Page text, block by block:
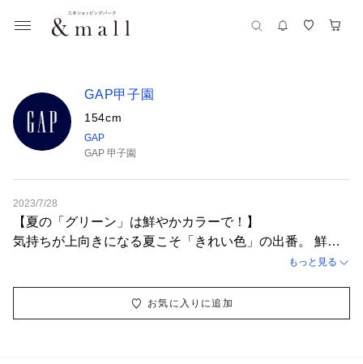
GAP甲子園
154cm
GAP
GAP 甲子園
2023/7/28
【夏の「グリーン」は鮮やかカラーで！】
気持ちが上向きになる夏こそ「きれい色」の出番。 鮮や
かなグリーンで、夏コーデに映え感をプラス！ 甘いアイ
えるなら、 こんな鮮やかなグリーンがおすすめ！
もっと見る
お気に入りに追加